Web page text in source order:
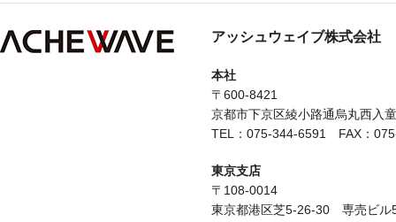
アッシュウェイブ株式会社
本社
〒600-8421
京都市下京区綾小路通烏丸西入
TEL：075-344-6591 FAX：
東京支店
〒108-0014
東京都港区芝5-26-30 専売ビル